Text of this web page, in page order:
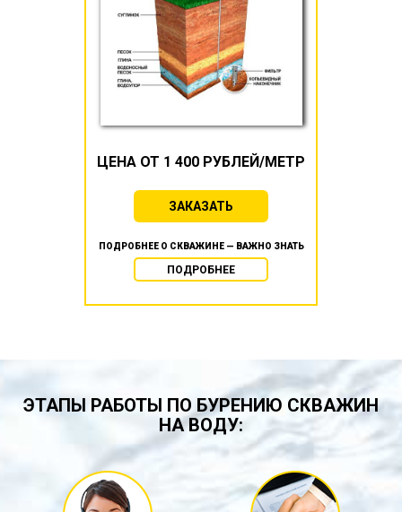
ЦЕНА ОТ 1 400 РУБЛЕЙ/МЕТР
ЗАКАЗАТЬ
ПОДРОБНЕЕ О СКВАЖИНЕ — ВАЖНО ЗНАТЬ
ПОДРОБНЕЕ
ЭТАПЫ РАБОТЫ ПО БУРЕНИЮ СКВАЖИН
НА ВОДУ: